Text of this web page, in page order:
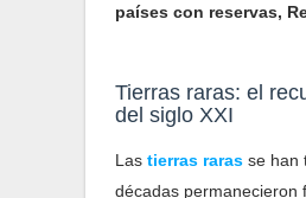
países con reservas,
Tierras raras: el
del siglo XXI
Las tierras raras se han
décadas permanecieron